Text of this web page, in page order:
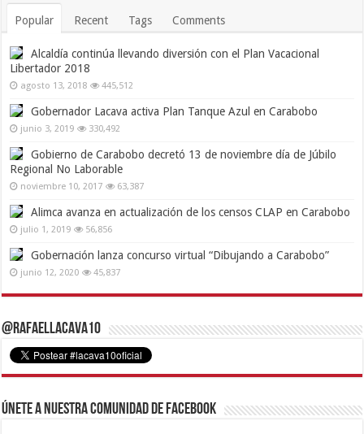
Popular Recent Tags Comments
Alcaldía continúa llevando diversión con el Plan Vacacional
Libertador 2018
agosto 13, 2018 445,512
Gobernador Lacava activa Plan Tanque Azul en Carabobo
junio 3, 2019 330,492
Gobierno de Carabobo decretó 13 de noviembre día de Júbilo
Regional No Laborable
noviembre 10, 2017 63,387
Alimca avanza en actualización de los censos CLAP en Carabobo
julio 1, 2019 56,856
Gobernación lanza concurso virtual “Dibujando a Carabobo”
junio 12, 2020 45,837
@RafaelLacava10
Únete a nuestra comunidad de Facebook